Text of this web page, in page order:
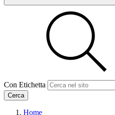
Con Etichetta
Cerca
Home